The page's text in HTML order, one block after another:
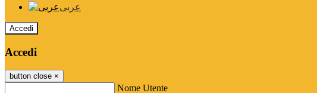
عربى
Accedi
Accedi
button close ×
Nome Utente